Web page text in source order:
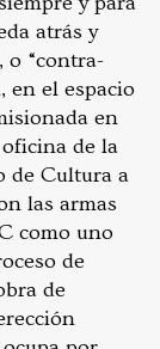
atrás y
o “contra-
en el espacio
en
de la
de Cultura a
las armas
como uno
de
de